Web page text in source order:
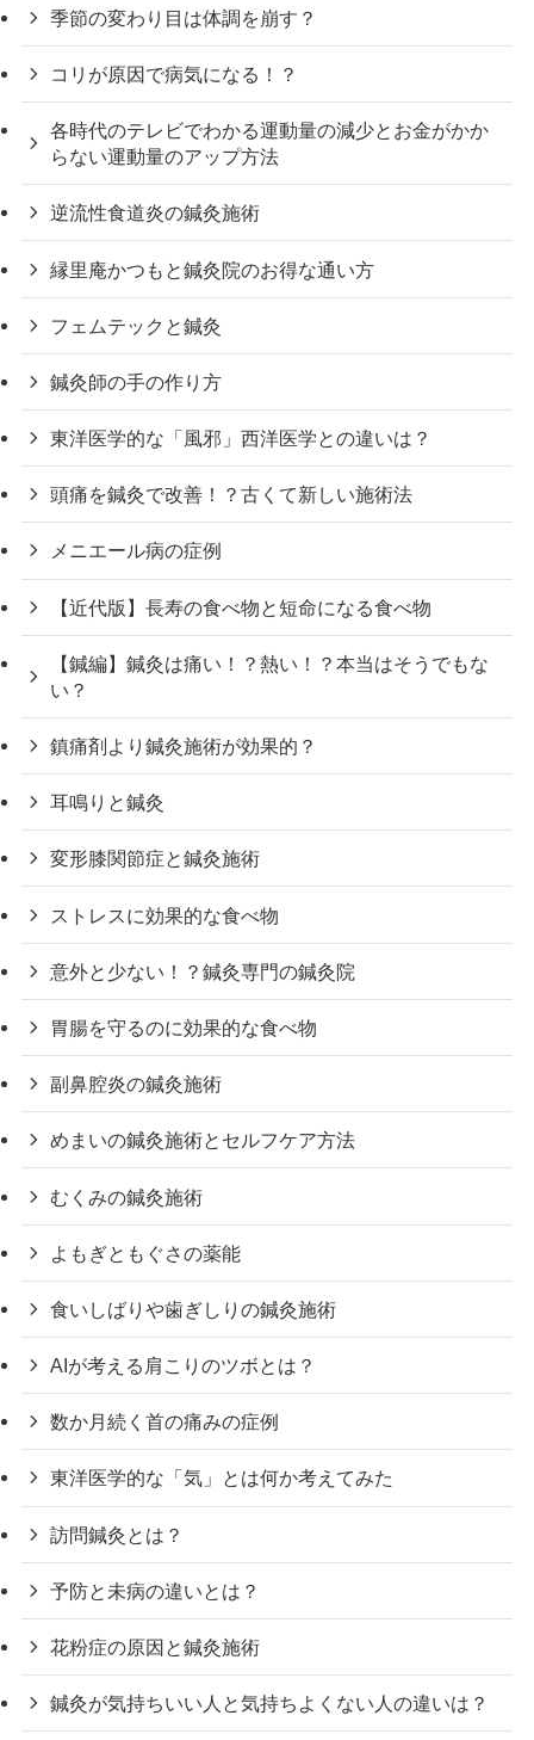
季節の変わり目は体調を崩す？
コリが原因で病気になる！？
各時代のテレビでわかる運動量の減少とお金がかか
らない運動量のアップ方法
逆流性食道炎の鍼灸施術
縁里庵かつもと鍼灸院のお得な通い方
フェムテックと鍼灸
鍼灸師の手の作り方
東洋医学的な「風邪」西洋医学との違いは？
頭痛を鍼灸で改善！？古くて新しい施術法
メニエール病の症例
【近代版】長寿の食べ物と短命になる食べ物
【鍼編】鍼灸は痛い！？熱い！？本当はそうでもな
い？
鎮痛剤より鍼灸施術が効果的？
耳鳴りと鍼灸
変形膝関節症と鍼灸施術
ストレスに効果的な食べ物
意外と少ない！？鍼灸専門の鍼灸院
胃腸を守るのに効果的な食べ物
副鼻腔炎の鍼灸施術
めまいの鍼灸施術とセルフケア方法
むくみの鍼灸施術
よもぎともぐさの薬能
食いしばりや歯ぎしりの鍼灸施術
AIが考える肩こりのツボとは？
数か月続く首の痛みの症例
東洋医学的な「気」とは何か考えてみた
訪問鍼灸とは？
予防と未病の違いとは？
花粉症の原因と鍼灸施術
鍼灸が気持ちいい人と気持ちよくない人の違いは？